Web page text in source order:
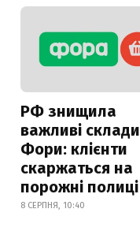
РФ знищила
важливі склади
Фори: клієнти
скаржаться на
порожні полиці
8 СЕРПНЯ, 10:40